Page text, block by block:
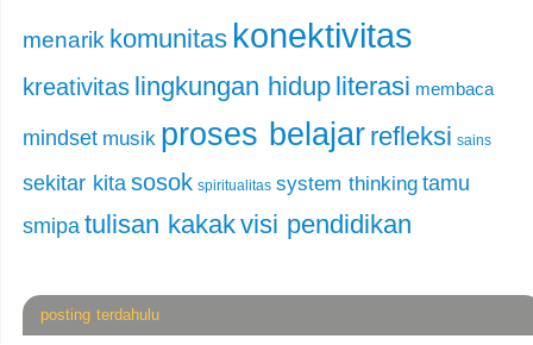
menarik komunitas konektivitas
kreativitas lingkungan hidup literasi membaca
mindset musik proses belajar refleksi sains
sekitar kitasosok spiritualitas system thinking tamu
smipa tulisan kakakvisi pendidikan
posting terdahulu